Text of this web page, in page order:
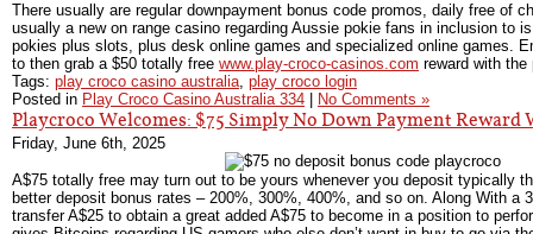
There usually are regular downpayment bonus code promos, daily free of
usually a new on range casino regarding Aussie pokie fans in inclusion to
pokies plus slots, plus desk online games and specialized online games.
to then grab a $50 totally free www.play-croco-casinos.com reward with the
Tags: play croco casino australia, play croco login
Posted in Play Croco Casino Australia 334 No Comments »
Playcroco Welcomes: $75 Simply No Down Payment
Friday, June 6th, 2025
A$75 totally free may turn out to be yours whenever you deposit typically
better deposit bonus rates – 200%, 300%, 400%, and so on. Along With
transfer A$25 to obtain a great added A$75 to become in a position to